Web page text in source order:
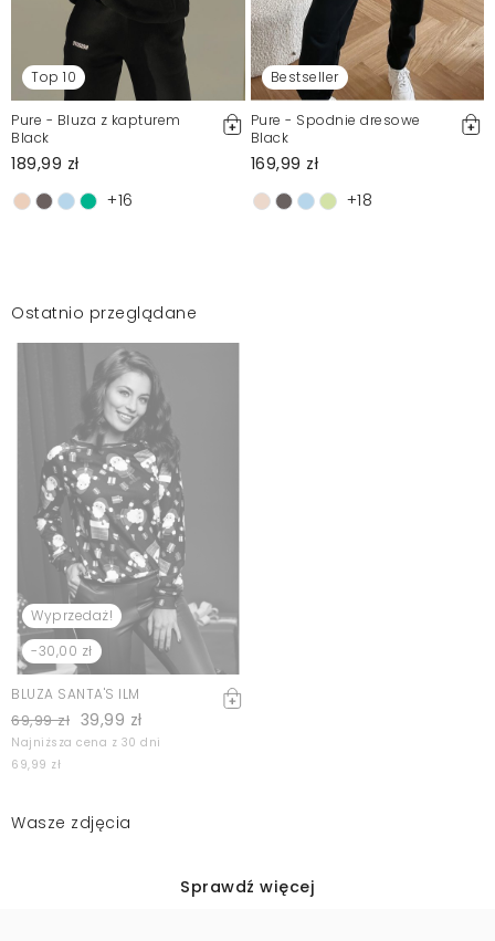
Top 10
Pure - Bluza z kapturem
Black
189,99 zł
+16
Bestseller
Pure - Spodnie dresowe
Black
169,99 zł
+18
Ostatnio przeglądane
Wyprzedaż!
-30,00 zł
BLUZA SANTA'S ILM
69,99 zł 39,99 zł
Najniższa cena z 30 dni
69,99 zł
Wasze zdjęcia
Sprawdź więcej